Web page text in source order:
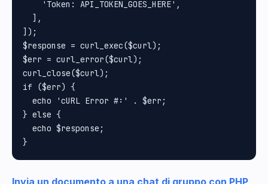
    'Token: API_TOKEN_GOES_HERE',
  ],
]);
$response = curl_exec($curl);
$err = curl_error($curl);
curl_close($curl);
if ($err) {
  echo 'cURL Error #:' . $err;
} else {
  echo $response;